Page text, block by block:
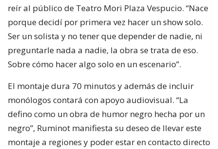
reír al público de Teatro Mori Plaza Vespucio. “Nace
porque decidí por primera vez hacer un show solo.
Ser un solista y no tener que depender de nadie, ni
preguntarle nada a nadie, la obra se trata de eso.
Sobre cómo hacer algo solo en un escenario”.
El montaje dura 70 minutos y además de incluir
monólogos contará con apoyo audiovisual. “La
defino como un obra de humor negro hecha por un
negro”, Ruminot manifiesta su deseo de llevar este
montaje a regiones y poder estar en contacto directo